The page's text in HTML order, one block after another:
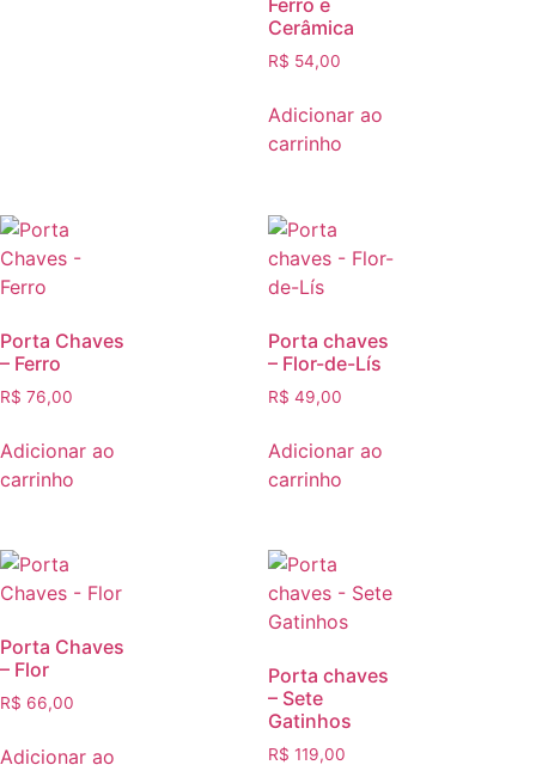
Ferro e
Cerâmica
R$ 54,00
Adicionar ao
carrinho
Porta Chaves
– Ferro
R$ 76,00
Adicionar ao
carrinho
Porta chaves
– Flor-de-Lís
R$ 49,00
Adicionar ao
carrinho
Porta Chaves
– Flor
R$ 66,00
Adicionar ao
Porta chaves
– Sete
Gatinhos
R$ 119,00